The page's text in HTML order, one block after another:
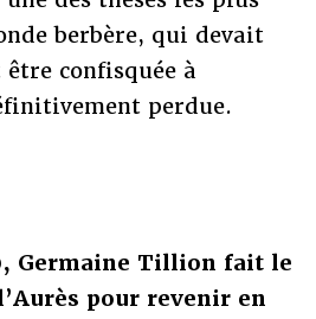
berbère, qui devait
confisquée à
perdue.
Germaine Tillion fait le
pour revenir en